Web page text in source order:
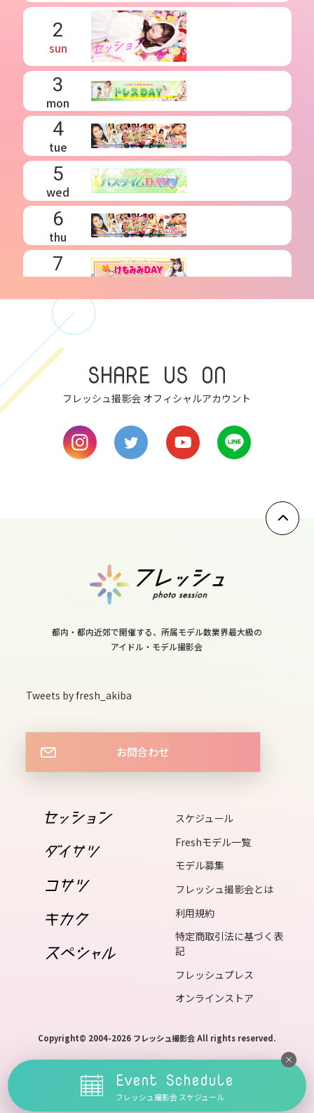
2
sun
3
mon
4
tue
5
wed
6
thu
7
fri
8
sat
mon
11
15
16
sun
17
mon
18
19
thu
21
fri
22
24
mon
tue
SHARE US ON
フレッシュ撮影会 オフィシャルアカウント
都内・都内近郊で開催する、所属モデル数業界最大級の
アイドル・モデル撮影会
Tweets by fresh_akiba
お問合わせ
スケジュール
Freshモデル一覧
モデル募集
フレッシュ撮影会とは
利用規約
特定商取引法に基づく表
記
フレッシュプレス
オンラインストア
Copyright© 2004-2026 フレッシュ撮影会 All rights reserved.
Event Schedule
フレッシュ撮影会 スケジュール